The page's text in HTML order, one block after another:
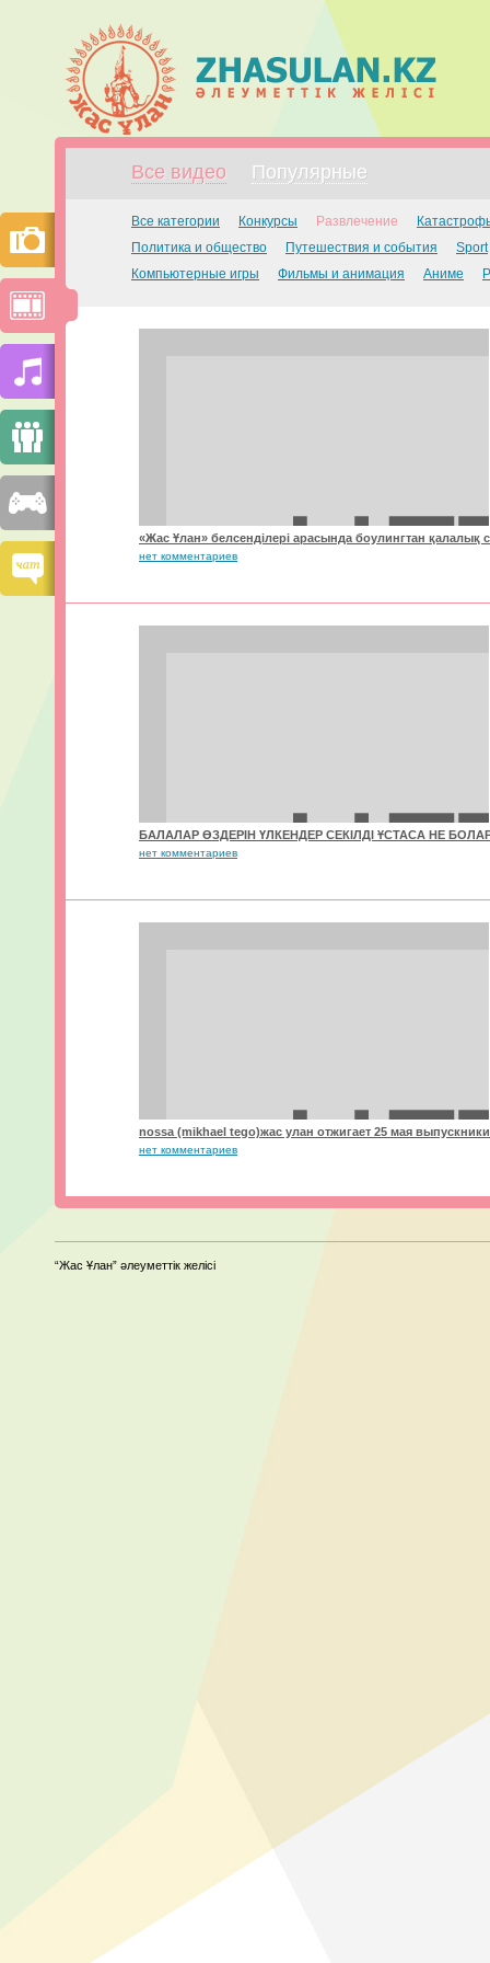
Все видео Популярные
Все категории Конкурсы Развлечение
Политика и общество
Путешествия и события
Sport
Компьютерные игры
Фильмы и анимация Аниме
«Жас Ұлан» белсенділері арасында боулингтан қалалық
нет комментариев
БАЛАЛАР ӨЗДЕРІН ҮЛКЕНДЕР СЕКІЛДІ ҰСТАСА НЕ
нет комментариев
nossa (mikhael tego)жас улан отжигает 25 мая выпускники
нет комментариев
“Жас Ұлан” әлеуметтік желісі